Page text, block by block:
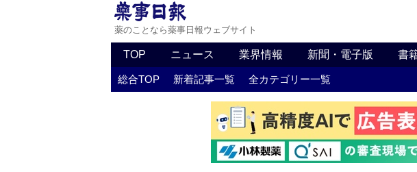
薬のことなら薬事日報ウェブサイト
TOP ニュース 業界情報 新聞・電子版 書
総合TOP 新着記事一覧 全カテゴリー一覧